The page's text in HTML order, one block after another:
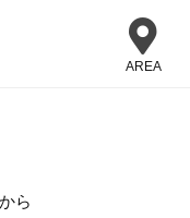
AREA
ら